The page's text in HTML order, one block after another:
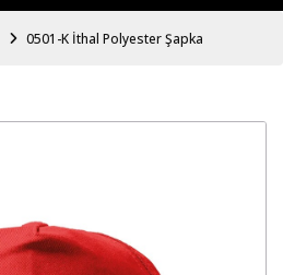
0501-K İthal Polyester Şapka